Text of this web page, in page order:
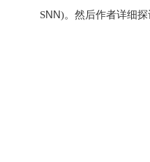
SNN)。然后作者详细